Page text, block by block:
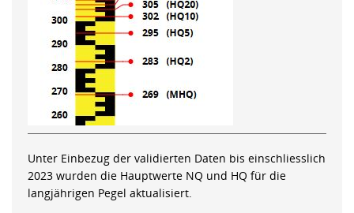
Unter Einbezug der validierten Daten bis einschliesslich
2023 wurden die Hauptwerte NQ und HQ für die
langjährigen Pegel aktualisiert.